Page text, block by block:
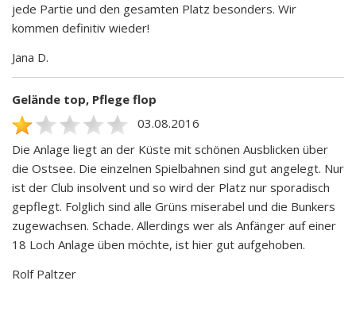
jede Partie und den gesamten Platz besonders. Wir
kommen definitiv wieder!
Jana D.
Gelände top, Pflege flop
03.08.2016
Die Anlage liegt an der Küste mit schönen Ausblicken über
die Ostsee. Die einzelnen Spielbahnen sind gut angelegt. Nur
ist der Club insolvent und so wird der Platz nur sporadisch
gepflegt. Folglich sind alle Grüns miserabel und die Bunkers
zugewachsen. Schade. Allerdings wer als Anfänger auf einer
18 Loch Anlage üben möchte, ist hier gut aufgehoben.
Rolf Paltzer